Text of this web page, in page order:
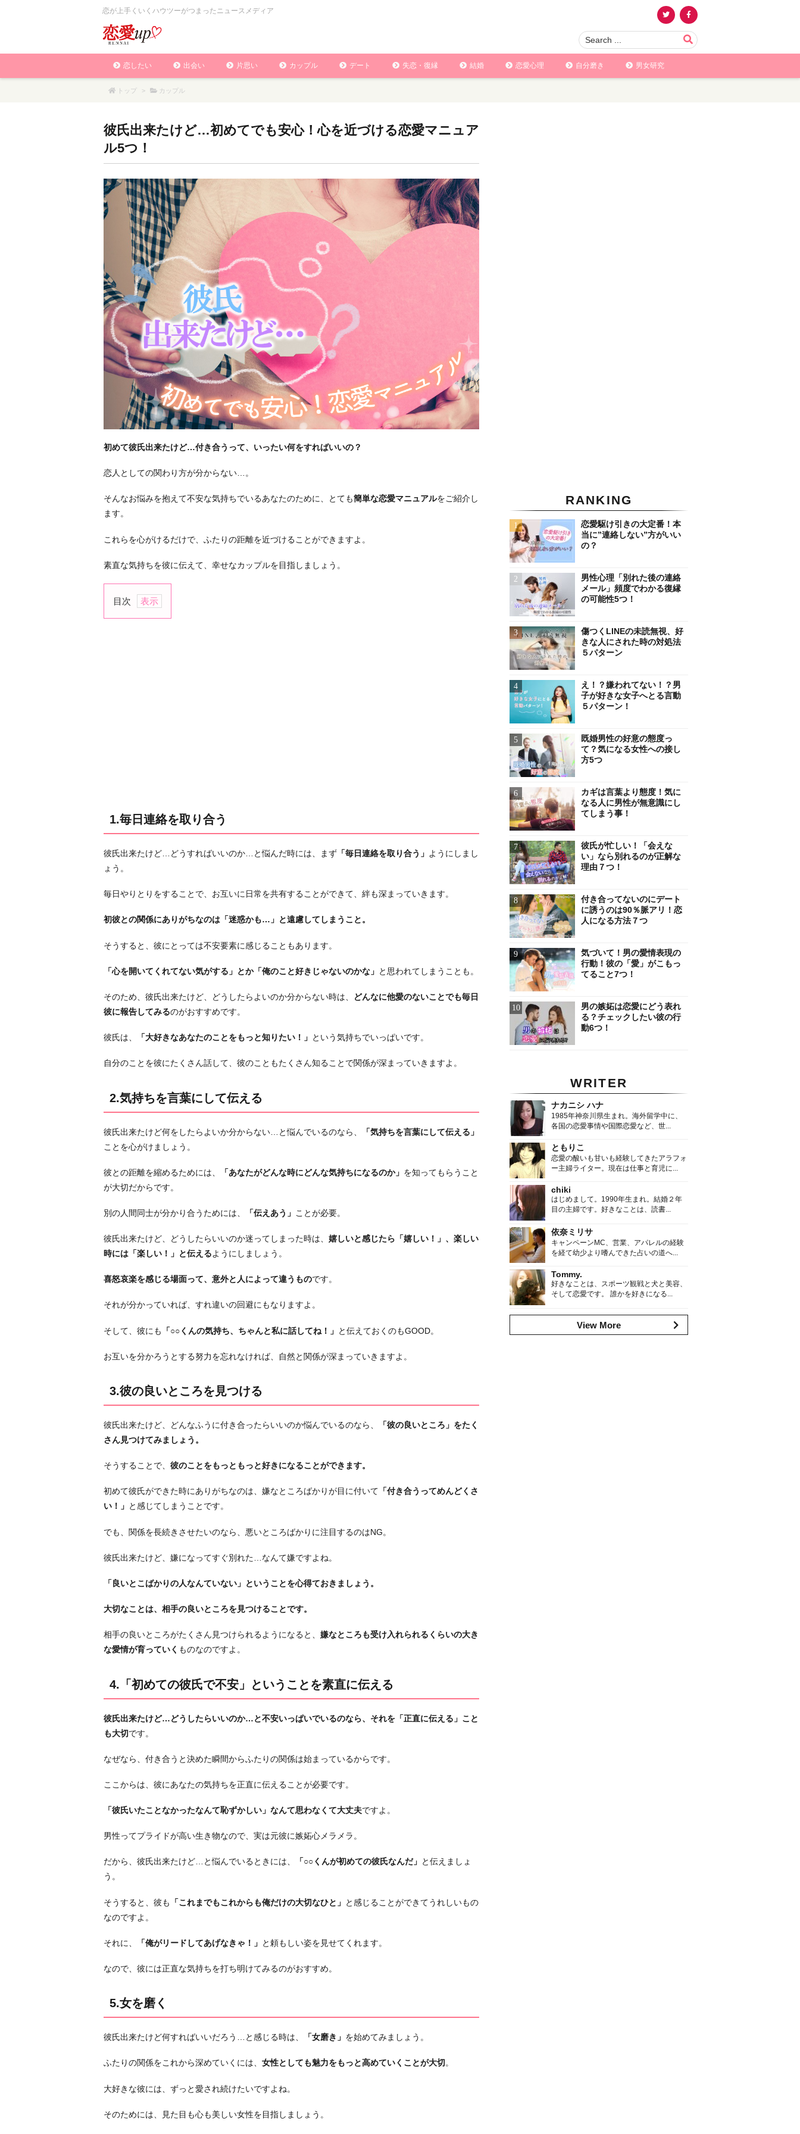
恋が上手くいくハウツーがつまったニュースメディア
恋したい 出会い 片思い カップル デート 失恋・復縁 結婚 恋愛心理 自分磨き 男女研究
トップ > カップル
彼氏出来たけど…初めてでも安心！心を近づける恋愛マニュア
ル5つ！
初めて彼氏出来たけど…付き合うって、いったい何をすればいいの？
恋人としての関わり方が分からない…。
そんなお悩みを抱えて不安な気持ちでいるあなたのために、とても簡単な恋愛マニュアルをご紹介し
ます。
これらを心がけるだけで、ふたりの距離を近づけることができますよ。
素直な気持ちを彼に伝えて、幸せなカップルを目指しましょう。
目次
1.
ち
を
葉
に
伝
る
の
良
と
ろ
見
つ
け
る
「初
め
の
彼
氏
不
と
こ
を
素
に
伝
る
5.
女
磨
わ
に
1.毎日連絡を取り合う
彼氏出来たけど…どうすればいいのか…と悩んだ時には、まず 「毎日連絡を取り合う」 ようにしまし
ょう。
毎日やりとりをすることで、お互いに日常を共有することができて、絆も深まっていきます。
初彼との関係にありがちなのは「迷惑かも…」と遠慮してしまうこと。
そうすると、彼にとっては不安要素に感じることもあります。
「心を開いてくれてない気がする」とか「俺のこと好きじゃないのかな」 と思われてしまうことも。
そのため、彼氏出来たけど、どうしたらよいのか分からない時は、
どんなに他愛のないことでも毎日
彼に報告してみるのがおすすめです。
彼氏は、 「大好きなあなたのことをもっと知りたい！」 という気持ちでいっぱいです。
自分のことを彼にたくさん話して、彼のこともたくさん知ることで関係が深まっていきますよ。
2.気持ちを言葉にして伝える
彼氏出来たけど何をしたらよいか分からない…と悩んでいるのなら、
「気持ちを言葉にして伝える」
ことを心がけましょう。
彼との距離を縮めるためには、 「あなたがどんな時にどんな気持ちになるのか」 を知ってもらうこと
が大切だからです。
別の人間同士が分かり合うためには、 「伝えあう」 ことが必要。
彼氏出来たけど、どうしたらいいのか迷ってしまった時は、 嬉しいと感じたら「嬉しい！」、楽しい
時には「楽しい！」と伝えるようにしましょう。
喜怒哀楽を感じる場面って、意外と人によって違うものです。
それが分かっていれば、すれ違いの回避にもなりますよ。
そして、彼にも 「○○くんの気持ち、ちゃんと私に話してね！」 と伝えておくのもGOOD。
お互いを分かろうとする努力を忘れなければ、自然と関係が深まっていきますよ。
3.彼の良いところを見つける
彼氏出来たけど、どんなふうに付き合ったらいいのか悩んでいるのなら、
「彼の良いところ」をたく
さん見つけてみましょう。
そうすることで、 彼のことをもっともっと好きになることができます。
初めて彼氏ができた時にありがちなのは、嫌なところばかりが目に付いて 「付き合うってめんどくさ
い！」 と感じてしまうことです。
でも、関係を長続きさせたいのなら、悪いところばかりに注目するのはNG。
彼氏出来たけど、嫌になってすぐ別れた…なんて嫌ですよね。
「良いとこばかりの人なんていない」ということを心得ておきましょう。
大切なことは、相手の良いところを見つけることです。
相手の良いところがたくさん見つけられるようになると、 嫌なところも受け入れられるくらいの大き
な愛情が育っていく ものなのですよ。
4.「初めての彼氏で不安」ということを素直に伝える
彼氏出来たけど…どうしたらいいのか…と不安いっぱいでいるのなら、それを「正直に伝える」こと
も大切です。
なぜなら、付き合うと決めた瞬間からふたりの関係は始まっているからです。
ここからは、彼にあなたの気持ちを正直に伝えることが必要です。
「彼氏いたことなかったなんて恥ずかしい」なんて思わなくて大丈夫ですよ。
男性ってプライドが高い生き物なので、実は元彼に嫉妬心メラメラ。
だから、彼氏出来たけど…と悩んでいるときには、 「○○くんが初めての彼氏なんだ」 と伝えましょ
う。
そうすると、彼も 「これまでもこれからも俺だけの大切なひと」 と感じることができてうれしいもの
なのですよ。
それに、 「俺がリードしてあげなきゃ！」 と頼もしい姿を見せてくれます。
なので、彼には正直な気持ちを打ち明けてみるのがおすすめ。
5.女を磨く
彼氏出来たけど何すればいいだろう…と感じる時は、 「女磨き」 を始めてみましょう。
ふたりの関係をこれから深めていくには、 女性としても魅力をもっと高めていくことが大切。
大好きな彼には、ずっと愛され続けたいですよね。
そのためには、見た目も心も美しい女性を目指しましょう。
RANKING
恋愛駆け引きの大定番！本
当に”連絡しない”方がいい
の？
男性心理「別れた後の連絡
メール」頻度でわかる復縁
の可能性5つ！
傷つくLINEの未読無視、好
きな人にされた時の対処法
５パターン
え！？嫌われてない！？男
子が好きな女子へとる言動
５パターン！
既婚男性の好意の態度っ
て？気になる女性への接し
方5つ
カギは言葉より態度！気に
なる人に男性が無意識にし
てしまう事！
彼氏が忙しい！「会えな
い」なら別れるのが正解な
理由７つ！
付き合ってないのにデート
に誘うのは90％脈アリ！恋
人になる方法７つ
気づいて！男の愛情表現の
行動！彼の「愛」がこもっ
てること7つ！
男の嫉妬は恋愛にどう表れ
る？チェックしたい彼の行
動6つ！
WRITER
ナカニシ ハナ
1985年神奈川県生まれ。海外留学中に、
各国の恋愛事情や国際恋愛など、世...
ともりこ
恋愛の酸いも甘いも経験してきたアラフォ
ー主婦ライター。現在は仕事と育児に...
chiki
はじめまして。1990年生まれ。結婚２年
目の主婦です。好きなことは、読書...
依奈ミリサ
キャンペーンMC、営業、アパレルの経験
を経て幼少より嗜んできた占いの道へ...
Tommy.
好きなことは、スポーツ観戦と犬と美容、
そして恋愛です。 誰かを好きになる...
View More